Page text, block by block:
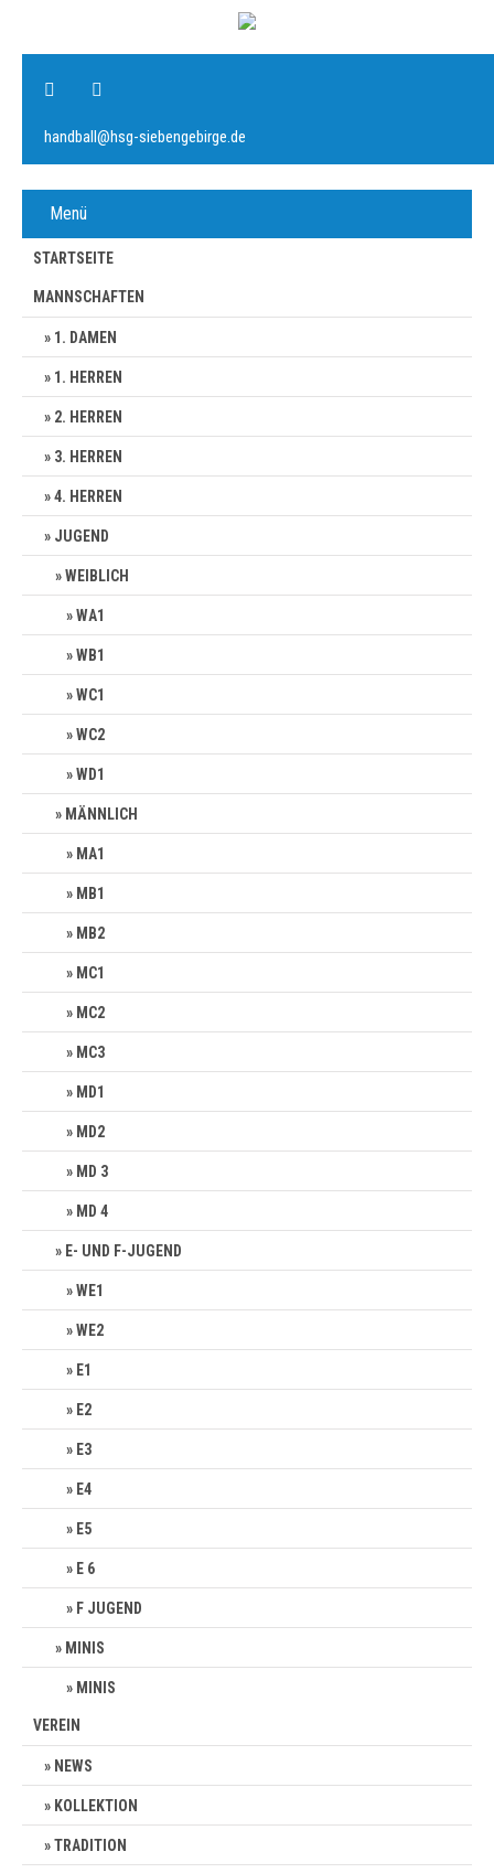
handball@hsg-siebengebirge.de
Menü
STARTSEITE
MANNSCHAFTEN
1. DAMEN
1. HERREN
2. HERREN
3. HERREN
4. HERREN
JUGEND
WEIBLICH
WA1
WB1
WC1
WC2
WD1
MÄNNLICH
MA1
MB1
MB2
MC1
MC2
MC3
MD1
MD2
MD 3
MD 4
E- UND F-JUGEND
WE1
WE2
E1
E2
E3
E4
E5
E 6
F JUGEND
MINIS
MINIS
VEREIN
NEWS
KOLLEKTION
TRADITION